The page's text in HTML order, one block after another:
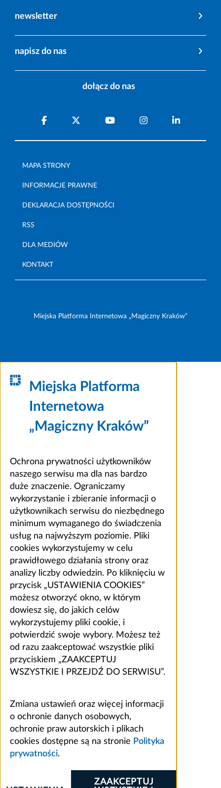
newsletter
napisz do nas
dołącz do nas
MAPA STRONY
INFORMACJE PRAWNE
DEKLARACJA DOSTĘPNOŚCI
RSS
DLA MEDIÓW
KONTAKT
Miejska Platforma Internetowa „Magiczny Kraków”
Miejska Platforma
Internetowa
„Magiczny Kraków”
Ochrona prywatności użytkowników
naszego serwisu ma dla nas bardzo
duże znaczenie. Ograniczamy
wykorzystanie i zbieranie informacji o
użytkownikach serwisu do niezbędnego
minimum wymaganego do świadczenia
usług na najwyższym poziomie. Pliki
cookies wykorzystujemy w celu
prawidłowego działania strony oraz
analizy liczby odwiedzin. Po kliknięciu w
przycisk „USTAWIENIA COOKIES”
możesz otworzyć okno, w którym
dowiesz się, do jakich celów
wykorzystujemy pliki cookie, i
potwierdzić swoje wybory. Możesz też
od razu zaakceptować wszystkie pliki
przyciskiem „ZAAKCEPTUJ
WSZYSTKIE I PRZEJDŹ DO SERWISU”.
Zmiana ustawień oraz więcej informacji
o ochronie danych osobowych,
ochronie praw autorskich i plikach
cookies dostępne są na stronie Polityka
prywatności.
ZAAKCEPTUJ